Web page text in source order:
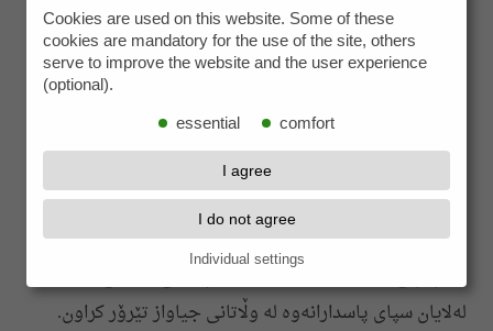
تێرۆر دوکتور شاپور بختیار، پاریس ٦ دێسامبری ١٩٩٤، تێرۆر
دوکتور سادق شەرەفکەندی و هاوڕێیانی، بێرلین ١٠ آوریل
١٩٩٧ و هەوڵ بۆ تەقانەوەی میتینگی سازمان موجاهدین،
چالاکانی سیاسی کورد لە ٤٢ ساڵی ڕابردوودا یەکێ لە ئامانجە
سەرەکییەکانی تێرۆریسمی سپای پاسداران بوون و وەک لە
هاوپێچی ئەو نامەیە‌دا هاتووە
٤٥١ چالاکی سیاسی کورد
لەلایان سپای پاسدارانەوە لە وڵاتانی جیاواز تێرۆر کراون.
Cookies are used on this website. Some of these
cookies are mandatory for the use of the site, others
serve to improve the website and the user experience
(optional).
essential comfort
I agree
I do not agree
Individual settings